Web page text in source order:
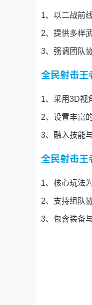
1、以二战前
2、提供多样
3、强调团队
全民射击王
1、采用3D视
2、设置丰富
3、融入技能
全民射击王
1、核心玩法
2、支持组队
3、包含装备